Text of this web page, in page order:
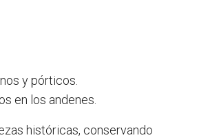
y pórticos.
en los andenes.
históricas, conservando